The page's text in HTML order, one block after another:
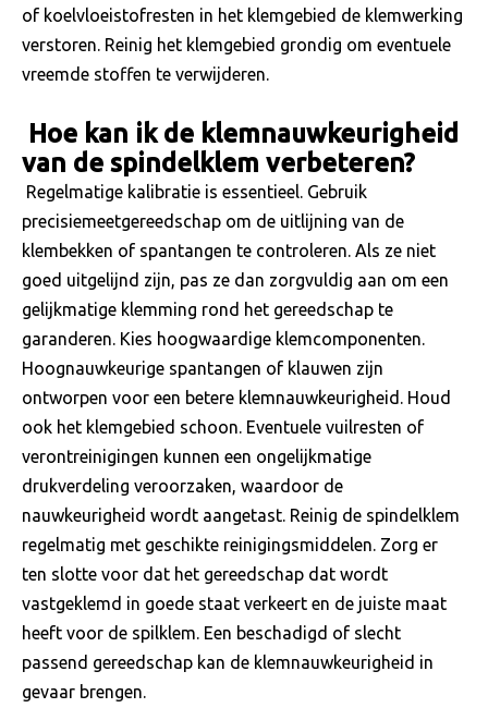
of koelvloeistofresten in het klemgebied de klemwerking
verstoren. Reinig het klemgebied grondig om eventuele
vreemde stoffen te verwijderen.
Hoe kan ik de klemnauwkeurigheid
van de spindelklem verbeteren?
Regelmatige kalibratie is essentieel. Gebruik
precisiemeetgereedschap om de uitlijning van de
klembekken of spantangen te controleren. Als ze niet
goed uitgelijnd zijn, pas ze dan zorgvuldig aan om een ​​
gelijkmatige klemming rond het gereedschap te
garanderen. Kies hoogwaardige klemcomponenten.
Hoognauwkeurige spantangen of klauwen zijn
ontworpen voor een betere klemnauwkeurigheid. Houd
ook het klemgebied schoon. Eventuele vuilresten of
verontreinigingen kunnen een ongelijkmatige
drukverdeling veroorzaken, waardoor de
nauwkeurigheid wordt aangetast. Reinig de spindelklem
regelmatig met geschikte reinigingsmiddelen. Zorg er
ten slotte voor dat het gereedschap dat wordt
vastgeklemd in goede staat verkeert en de juiste maat
heeft voor de spilklem. Een beschadigd of slecht
passend gereedschap kan de klemnauwkeurigheid in
gevaar brengen.